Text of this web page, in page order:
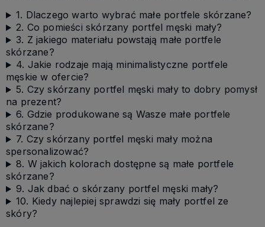
1. Dlaczego warto wybrać małe portfele skórzane?
2. Co pomieści skórzany portfel męski mały?
3. Z jakiego materiału powstają małe portfele
skórzane?
4. Jakie rodzaje mają minimalistyczne portfele
męskie w ofercie?
5. Czy skórzany portfel męski mały to dobry pomysł
na prezent?
6. Gdzie produkowane są Wasze małe portfele
skórzane?
7. Czy skórzany portfel męski mały można
spersonalizować?
8. W jakich kolorach dostępne są małe portfele
skórzane?
9. Jak dbać o skórzany portfel męski mały?
10. Kiedy najlepiej sprawdzi się mały portfel ze
skóry?